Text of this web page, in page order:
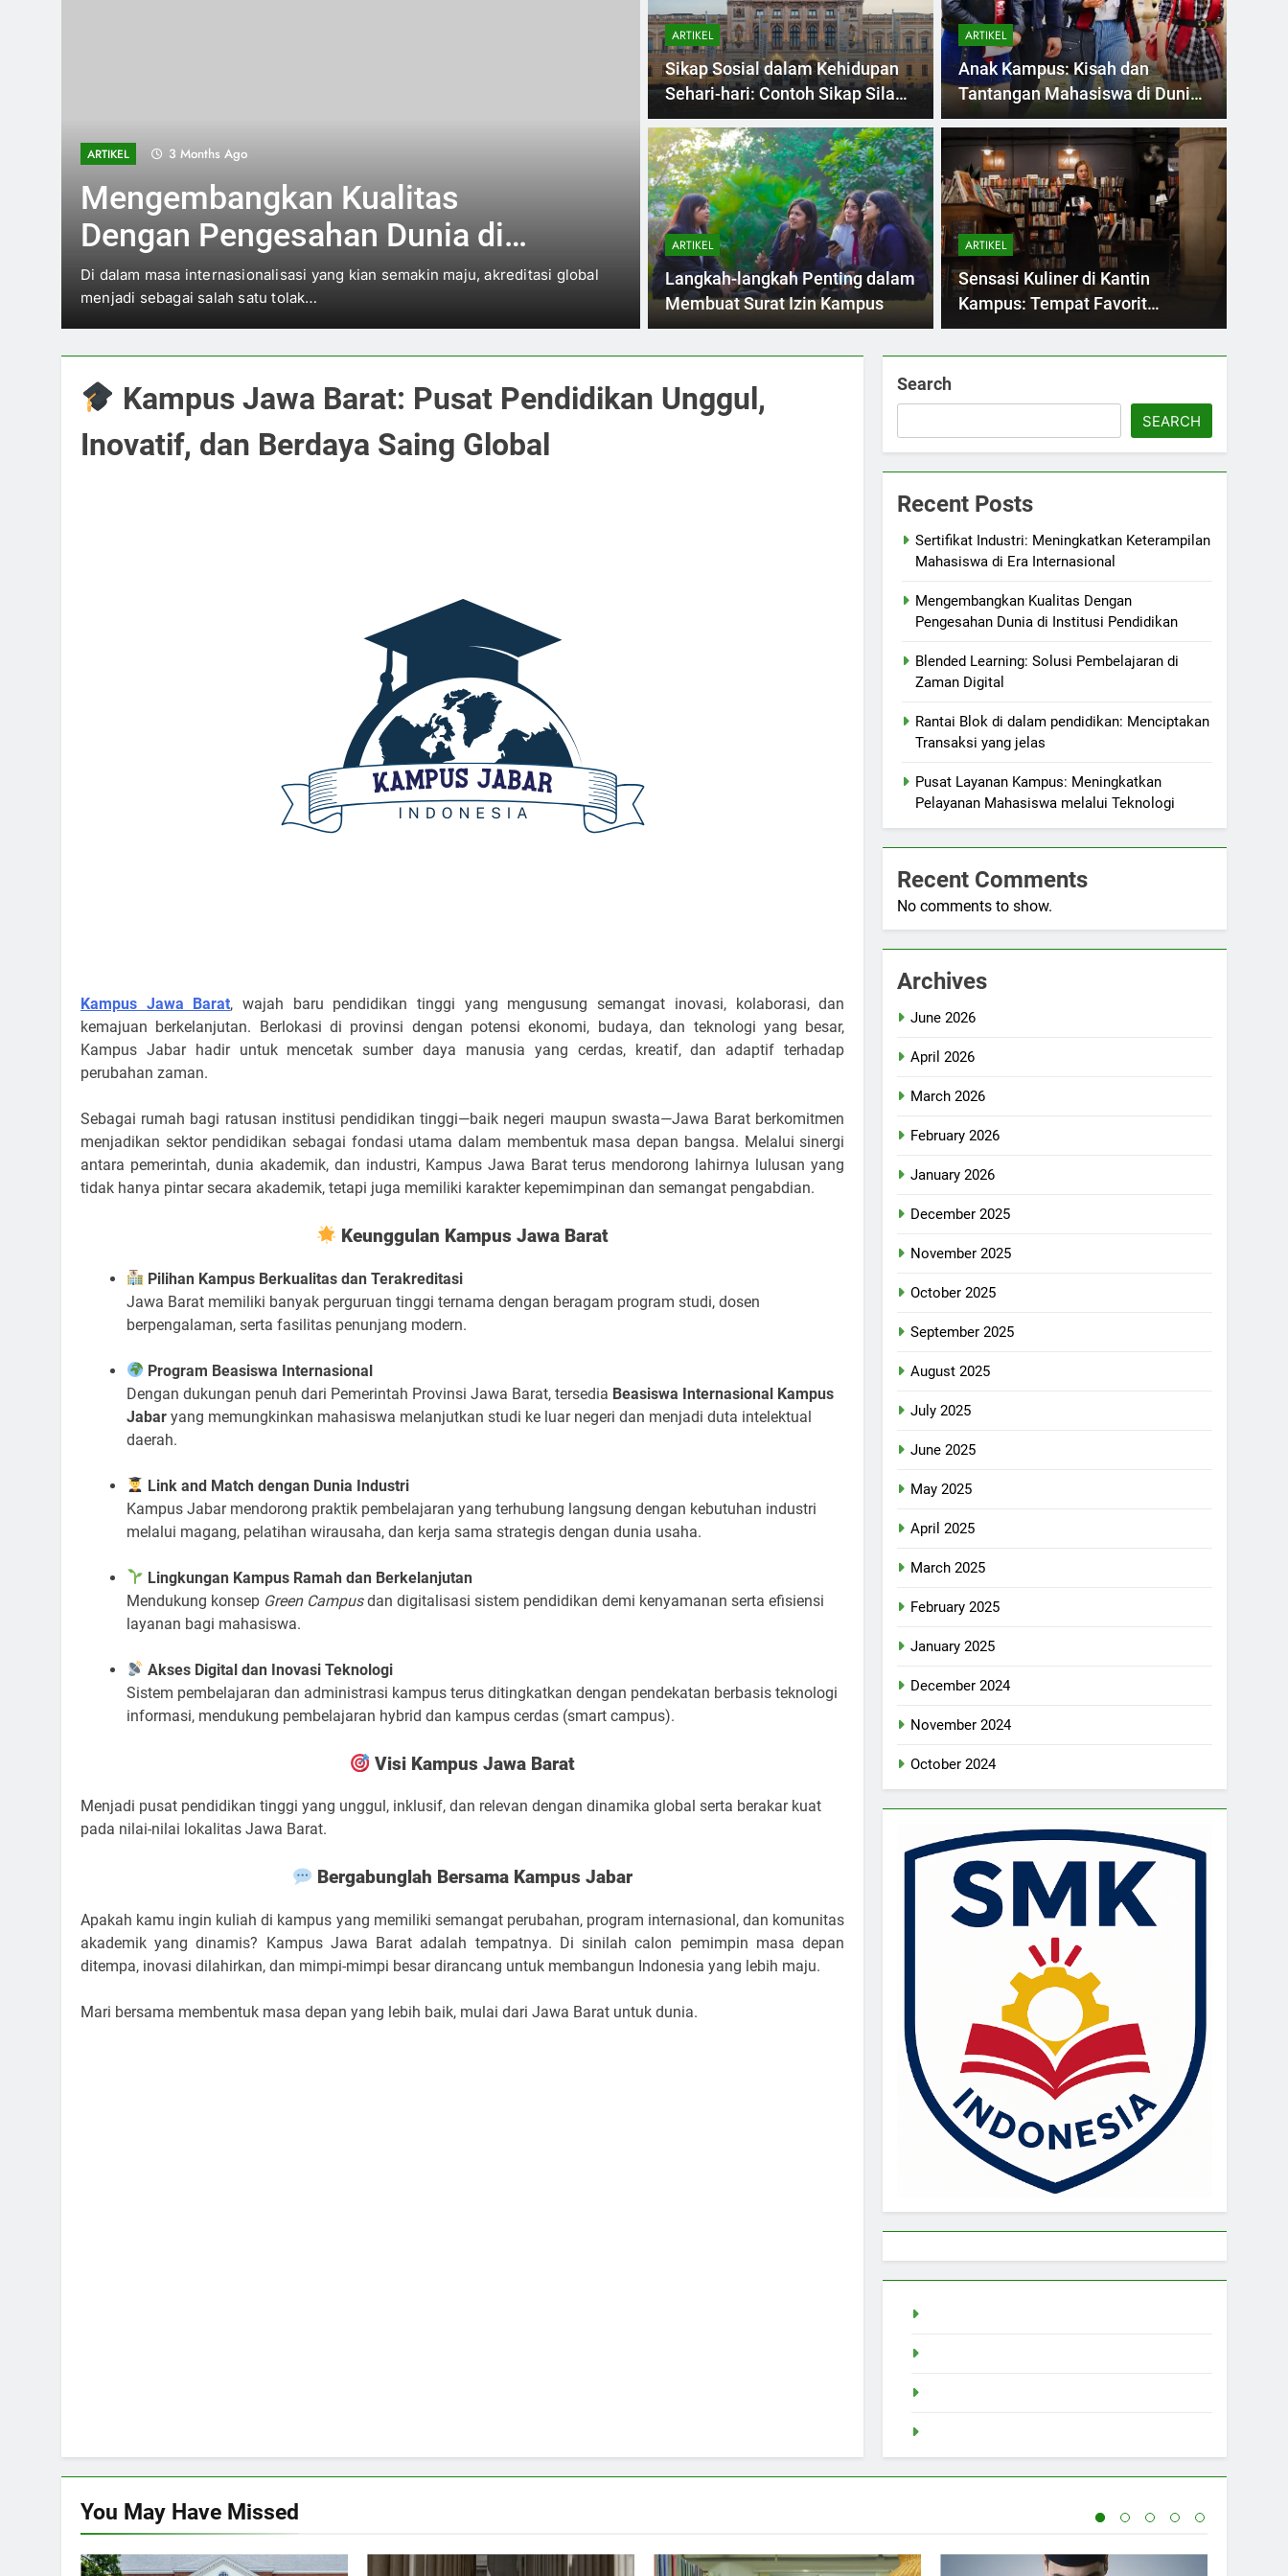
ARTIKEL 3 Months Ago
Mengembangkan Kualitas
Dengan Pengesahan Dunia di
Institusi Pendidikan
Di dalam masa internasionalisasi yang kian semakin maju, akreditasi global
menjadi sebagai salah satu tolak…
ARTIKEL 3 Months Ago
Blended Learning: Solusi
Pembelajaran di Zaman Digital
Dalam zaman digital saat ini, pendidikan melalui perubahan yang, di mana
cara belajar tradisional mulai…
ARTIKEL
Sikap Sosial dalam Kehidupan
Sehari-hari: Contoh Sikap Sila
Ke-1, 2, 3, dan 4
ARTIKEL
Anak Kampus: Kisah dan
Tantangan Mahasiswa di Dunia
Pendidikan Tinggi
ARTIKEL
Langkah-langkah Penting dalam
Membuat Surat Izin Kampus
ARTIKEL
Sensasi Kuliner di Kantin
Kampus: Tempat Favorit
Mahasiswa untuk Menikmati
Makanan Enak dan Terjangkau
Kampus Jawa Barat: Pusat Pendidikan Unggul,
Inovatif, dan Berdaya Saing Global
Kampus Jawa Barat, wajah baru pendidikan tinggi yang mengusung semangat inovasi, kolaborasi, dan
kemajuan berkelanjutan. Berlokasi di provinsi dengan potensi ekonomi, budaya, dan teknologi yang besar,
Kampus Jabar hadir untuk mencetak sumber daya manusia yang cerdas, kreatif, dan adaptif terhadap
perubahan zaman.
Sebagai rumah bagi ratusan institusi pendidikan tinggi—baik negeri maupun swasta—Jawa Barat berkomitmen
menjadikan sektor pendidikan sebagai fondasi utama dalam membentuk masa depan bangsa. Melalui sinergi
antara pemerintah, dunia akademik, dan industri, Kampus Jawa Barat terus mendorong lahirnya lulusan yang
tidak hanya pintar secara akademik, tetapi juga memiliki karakter kepemimpinan dan semangat pengabdian.
Keunggulan Kampus Jawa Barat
Pilihan Kampus Berkualitas dan Terakreditasi
Jawa Barat memiliki banyak perguruan tinggi ternama dengan beragam program studi, dosen
berpengalaman, serta fasilitas penunjang modern.
Program Beasiswa Internasional
Dengan dukungan penuh dari Pemerintah Provinsi Jawa Barat, tersedia Beasiswa Internasional Kampus
Jabar yang memungkinkan mahasiswa melanjutkan studi ke luar negeri dan menjadi duta intelektual
daerah.
Link and Match dengan Dunia Industri
Kampus Jabar mendorong praktik pembelajaran yang terhubung langsung dengan kebutuhan industri
melalui magang, pelatihan wirausaha, dan kerja sama strategis dengan dunia usaha.
Lingkungan Kampus Ramah dan Berkelanjutan
Mendukung konsep Green Campusdan digitalisasi sistem pendidikan demi kenyamanan serta efisiensi
layanan bagi mahasiswa.
Akses Digital dan Inovasi Teknologi
Sistem pembelajaran dan administrasi kampus terus ditingkatkan dengan pendekatan berbasis teknologi
informasi, mendukung pembelajaran hybrid dan kampus cerdas (smart campus).
Visi Kampus Jawa Barat
Menjadi pusat pendidikan tinggi yang unggul, inklusif, dan relevan dengan dinamika global serta berakar kuat
pada nilai-nilai lokalitas Jawa Barat.
Bergabunglah Bersama Kampus Jabar
Apakah kamu ingin kuliah di kampus yang memiliki semangat perubahan, program internasional, dan komunitas
akademik yang dinamis? Kampus Jawa Barat adalah tempatnya. Di sinilah calon pemimpin masa depan
ditempa, inovasi dilahirkan, dan mimpi-mimpi besar dirancang untuk membangun Indonesia yang lebih maju.
Mari bersama membentuk masa depan yang lebih baik, mulai dari Jawa Barat untuk dunia.
Search
SEARCH
Recent Posts
Sertifikat Industri: Meningkatkan Keterampilan
Mahasiswa di Era Internasional
Mengembangkan Kualitas Dengan
Pengesahan Dunia di Institusi Pendidikan
Blended Learning: Solusi Pembelajaran di
Zaman Digital
Rantai Blok di dalam pendidikan: Menciptakan
Transaksi yang jelas
Pusat Layanan Kampus: Meningkatkan
Pelayanan Mahasiswa melalui Teknologi
Recent Comments
No comments to show.
Archives
June 2026
April 2026
March 2026
February 2026
January 2026
December 2025
November 2025
October 2025
September 2025
August 2025
July 2025
June 2025
May 2025
April 2025
March 2025
February 2025
January 2025
December 2024
November 2024
October 2024
You May Have Missed